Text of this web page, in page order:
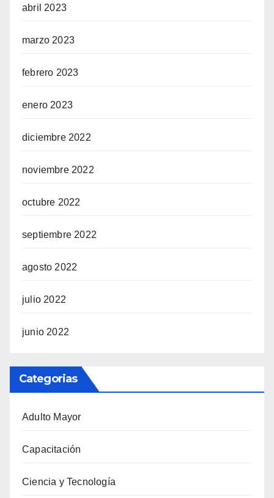
abril 2023
marzo 2023
febrero 2023
enero 2023
diciembre 2022
noviembre 2022
octubre 2022
septiembre 2022
agosto 2022
julio 2022
junio 2022
Categorias
Adulto Mayor
Capacitación
Ciencia y Tecnología